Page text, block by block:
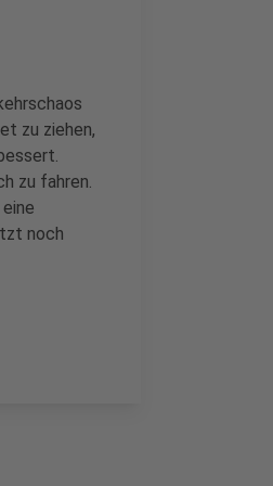
zu ziehen,
zu fahren.
noch